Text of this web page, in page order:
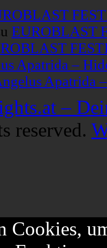
EUROBLAST
Apatrida –
Apatrida
–
reserved.
Cookies,